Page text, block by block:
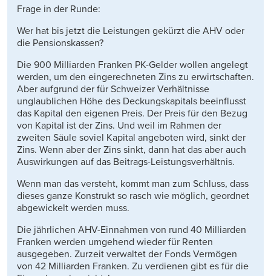
Frage in der Runde:
Wer hat bis jetzt die Leistungen gekürzt die AHV oder
die Pensionskassen?
Die 900 Milliarden Franken PK-Gelder wollen angelegt
werden, um den eingerechneten Zins zu erwirtschaften.
Aber aufgrund der für Schweizer Verhältnisse
unglaublichen Höhe des Deckungskapitals beeinflusst
das Kapital den eigenen Preis. Der Preis für den Bezug
von Kapital ist der Zins. Und weil im Rahmen der
zweiten Säule soviel Kapital angeboten wird, sinkt der
Zins. Wenn aber der Zins sinkt, dann hat das aber auch
Auswirkungen auf das Beitrags-Leistungsverhältnis.
Wenn man das versteht, kommt man zum Schluss, dass
dieses ganze Konstrukt so rasch wie möglich, geordnet
abgewickelt werden muss.
Die jährlichen AHV-Einnahmen von rund 40 Milliarden
Franken werden umgehend wieder für Renten
ausgegeben. Zurzeit verwaltet der Fonds Vermögen
von 42 Milliarden Franken. Zu verdienen gibt es für die